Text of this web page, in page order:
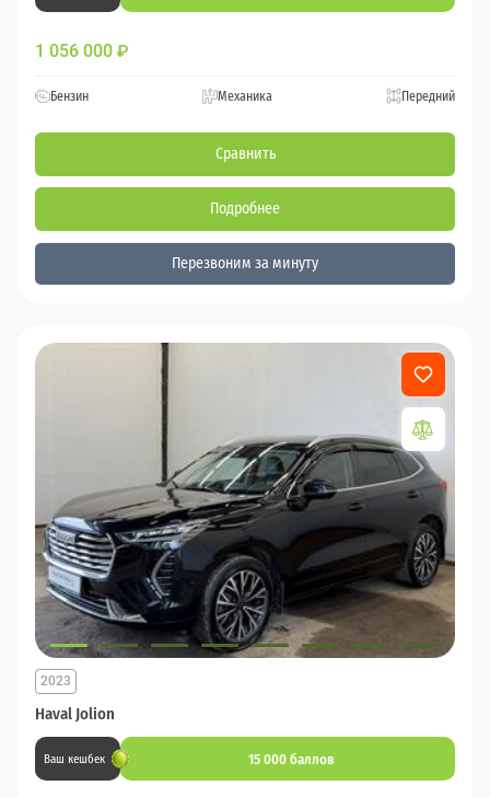
1 056 000 ₽
Бензин Механика Передний
Сравнить
Подробнее
Перезвоним за минуту
Haval Jolion
2023
Ваш кешбек 15 000 баллов